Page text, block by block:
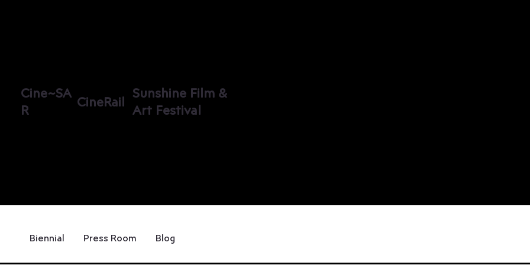
Biennial Press Room Blog
Cine~SA
R
CineRail
Sunshine Film &
Art Festival